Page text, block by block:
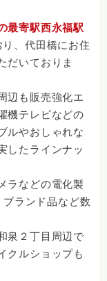
最寄駅西永福駅
、代田橋にお住
だいておりま
辺も販売強化エ
機テレビなどの
ルやおしゃれな
したラインナッ
ラなどの電化製
ランド品など数
泉２丁目周辺で
クルショップも